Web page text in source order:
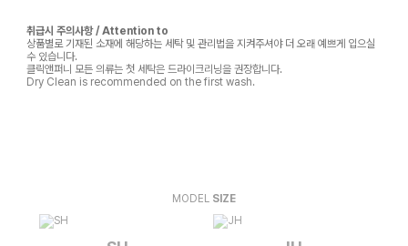
취급시 주의사항 / Attention to
상품별로 기재된 소재에 해당하는 세탁 및 관리법을 지켜주셔야 더 오래 예쁘게 입으실
수 있습니다.
클릭앤퍼니 모든 의류는 첫 세탁은 드라이크리닝을 권장합니다.
Dry Clean is recommended on the first wash.
MODEL SIZE